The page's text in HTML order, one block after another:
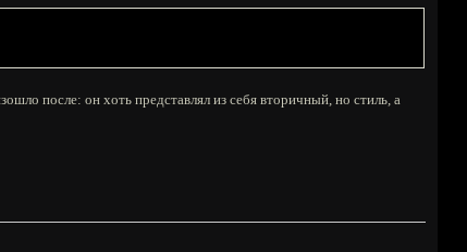
после: он хоть представлял из себя вторичный, но стиль, а